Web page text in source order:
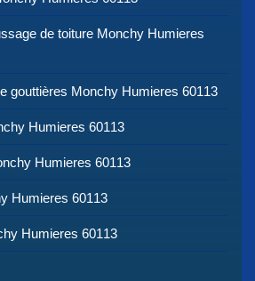
de toiture Monchy Humieres
gouttières Monchy Humieres 60113
Humieres 60113
Humieres 60113
Humieres 60113
Humieres 60113